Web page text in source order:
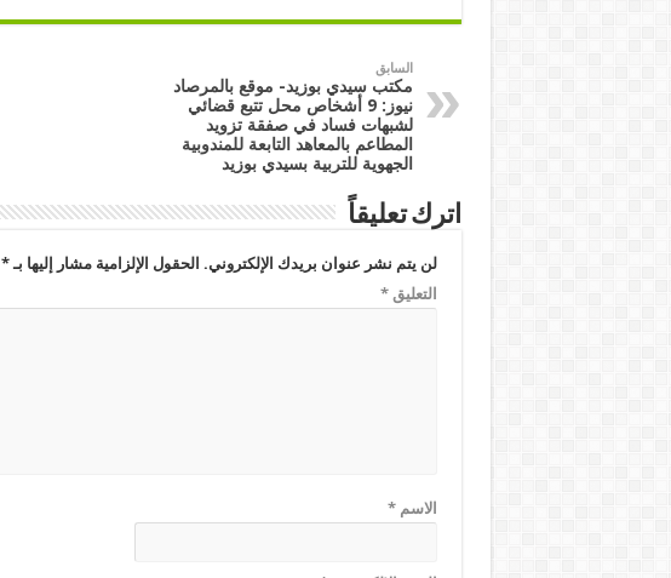
السابق
مكتب سيدي بوزيد- موقع بالمرصاد
نيوز: 9 أشخاص محل تتبع قضائي
لشبهات فساد في صفقة تزويد
المطاعم بالمعاهد التابعة للمندوبية
الجهوية للتربية بسيدي بوزيد
اترك تعليقاً
لن يتم نشر عنوان بريدك الإلكتروني. الحقول الإلزامية مشار إليها بـ*
التعليق*
الاسم*